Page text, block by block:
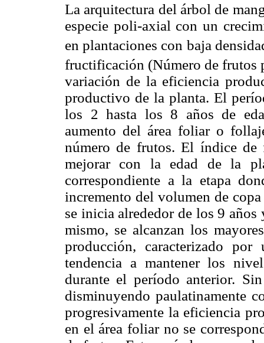
La arquitectura del árbol de
especie poli-axial con un
en plantaciones con baja
fructificación (Número de frutos
variación de la eficiencia
productivo de la planta. El
los 2 hasta los 8 años de
aumento del área foliar o
número de frutos. El índice
mejorar con la edad de la
correspondiente a la etapa
incremento del volumen de
se inicia alrededor de los 9
mismo, se alcanzan los
producción, caracterizado
tendencia a mantener los
durante el período anterior.
disminuyendo paulatinamente
progresivamente la eficiencia
en el área foliar no se